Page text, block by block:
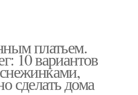
платьем.
10 вариантов
сделать дома